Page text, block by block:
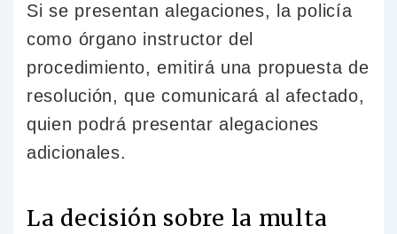
Si se presentan alegaciones, la policía
como órgano instructor del
procedimiento, emitirá una propuesta de
resolución, que comunicará al afectado,
quien podrá presentar alegaciones
adicionales.
La decisión sobre la multa